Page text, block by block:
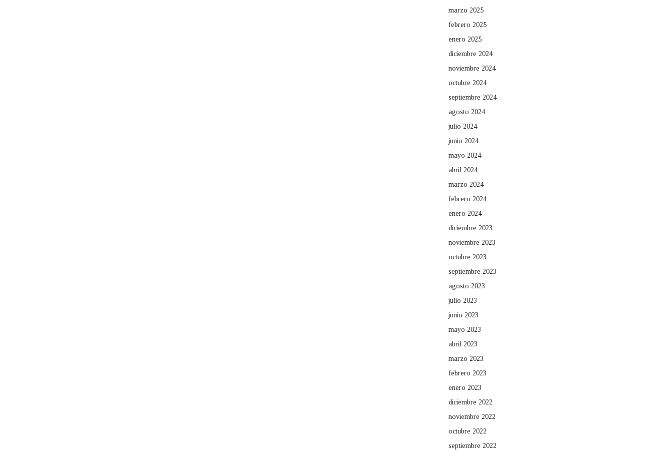
marzo 2025
febrero 2025
enero 2025
diciembre 2024
noviembre 2024
octubre 2024
septiembre 2024
agosto 2024
julio 2024
junio 2024
mayo 2024
abril 2024
marzo 2024
febrero 2024
enero 2024
diciembre 2023
noviembre 2023
octubre 2023
septiembre 2023
agosto 2023
julio 2023
junio 2023
mayo 2023
abril 2023
marzo 2023
febrero 2023
enero 2023
diciembre 2022
noviembre 2022
octubre 2022
septiembre 2022